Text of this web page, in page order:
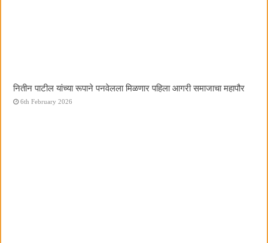
नितीन पाटील यांच्या रूपाने पनवेलला मिळणार पहिला आगरी समाजाचा महापौर
6th February 2026